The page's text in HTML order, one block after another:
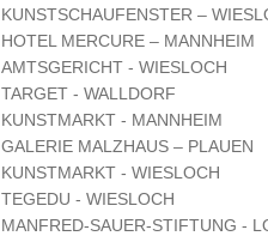
KUNSTSCHAUFENSTER –
HOTEL MERCURE – MANNHEIM
AMTSGERICHT - WIESLOCH
TARGET - WALLDORF
KUNSTMARKT - MANNHEIM
GALERIE MALZHAUS – PLAUEN
KUNSTMARKT - WIESLOCH
TEGEDU - WIESLOCH
MANFRED-SAUER-STIFTUNG -